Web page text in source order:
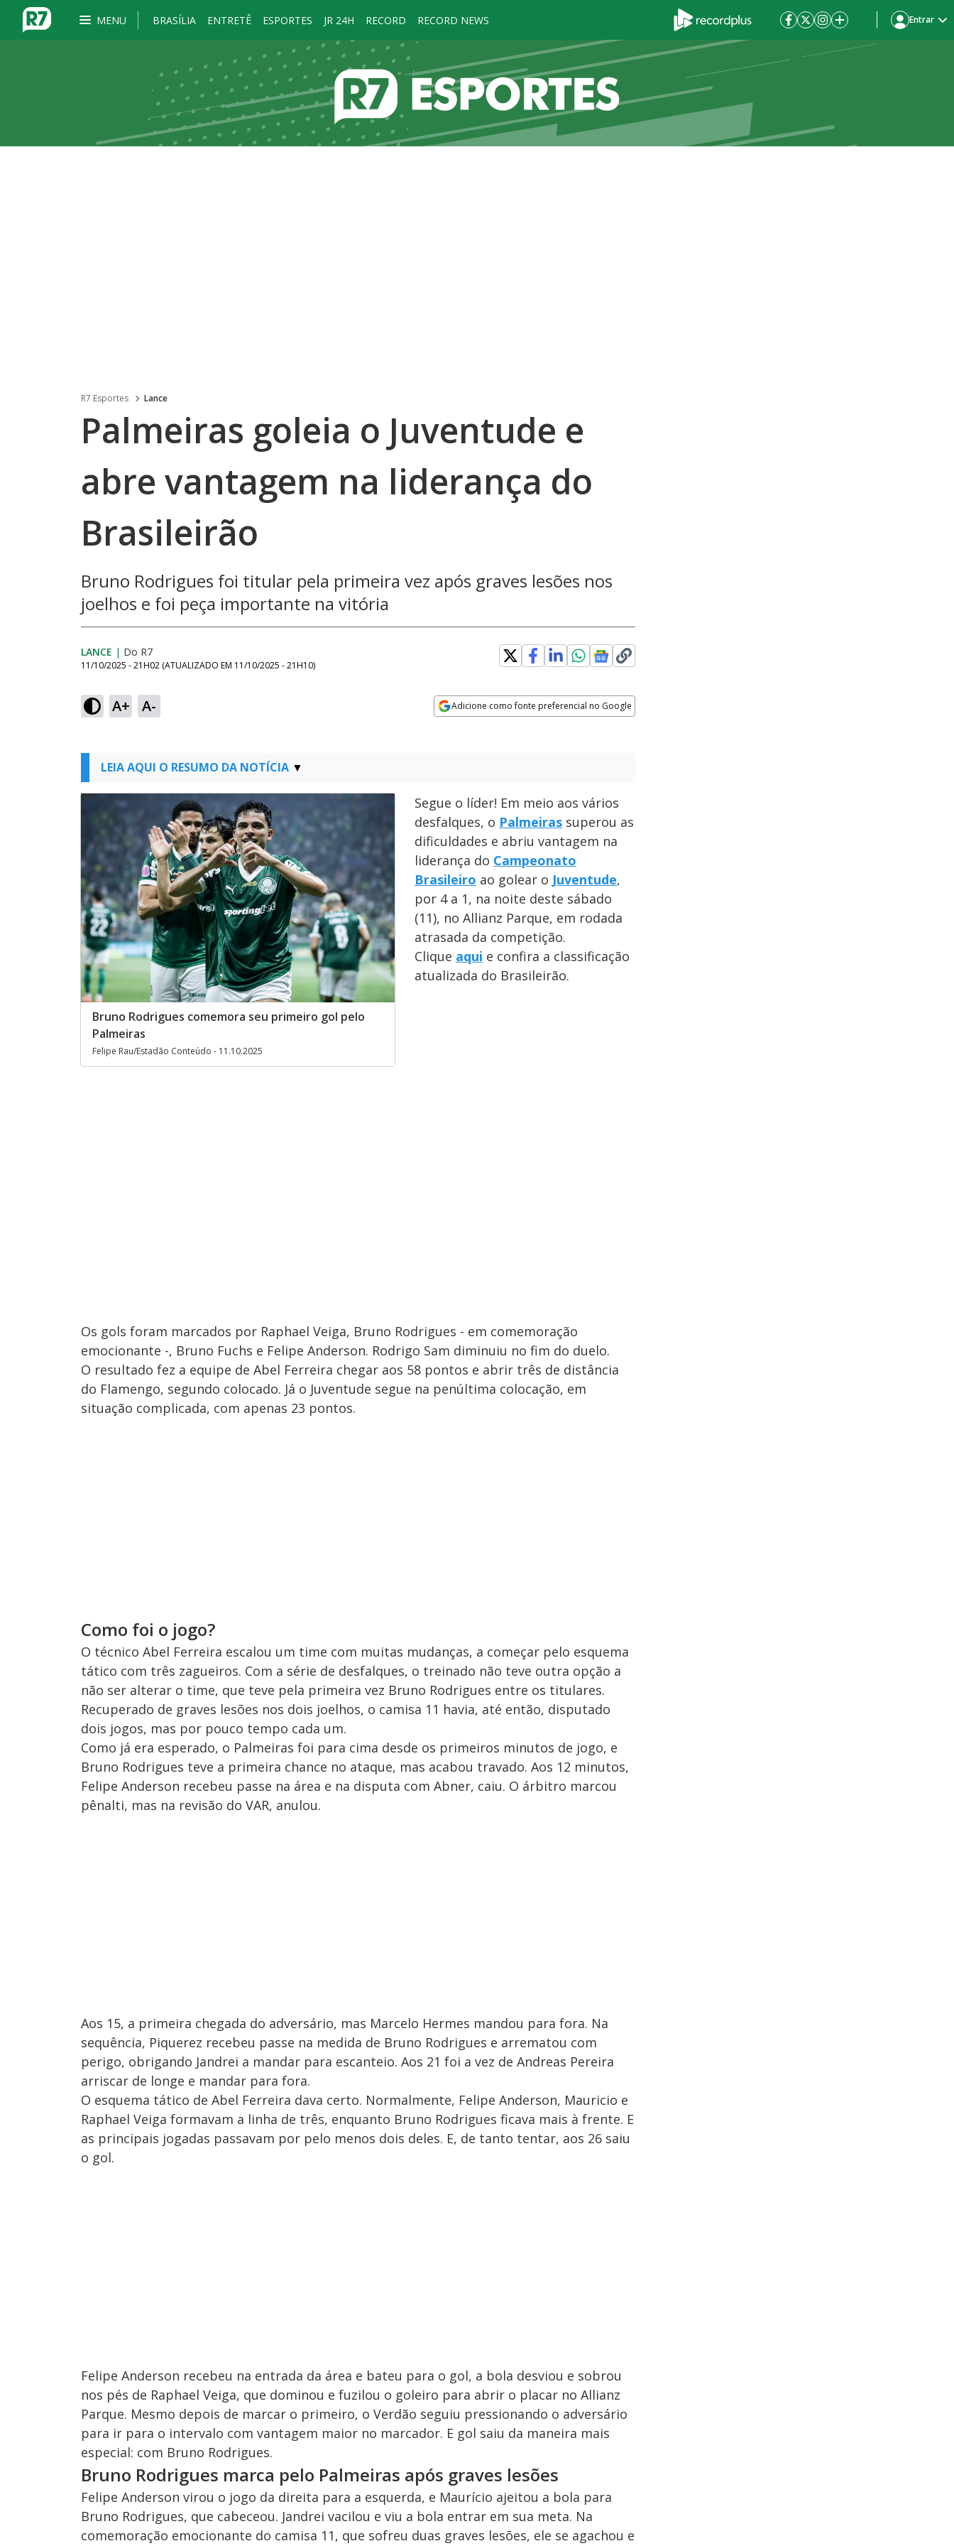
MENU BRASÍLIA ENTRETÊ ESPORTES JR 24H RECORD RECORD NEWS Entrar
R7 Esportes Lance
Palmeiras goleia o Juventude e
abre vantagem na liderança do
Brasileirão
Bruno Rodrigues foi titular pela primeira vez após graves lesões nos
joelhos e foi peça importante na vitória
LANCE | Do R7
11/10/2025 - 21H02 (ATUALIZADO EM 11/10/2025 - 21H10)
A+ A- Adicione como fonte preferencial no Google
LEIA AQUI O RESUMO DA NOTÍCIA
Bruno Rodrigues comemora seu primeiro gol pelo
Palmeiras
Felipe Rau/Estadão Conteúdo - 11.10.2025
Segue o líder! Em meio aos vários
desfalques, o Palmeiras superou as
dificuldades e abriu vantagem na
liderança do Campeonato
Brasileiro ao golear o Juventude,
por 4 a 1, na noite deste sábado
(11), no Allianz Parque, em rodada
atrasada da competição.
Clique aqui e confira a classificação
atualizada do Brasileirão.
Os gols foram marcados por Raphael Veiga, Bruno Rodrigues - em comemoração
emocionante -, Bruno Fuchs e Felipe Anderson. Rodrigo Sam diminuiu no fim do duelo.
O resultado fez a equipe de Abel Ferreira chegar aos 58 pontos e abrir três de distância
do Flamengo, segundo colocado. Já o Juventude segue na penúltima colocação, em
situação complicada, com apenas 23 pontos.
Como foi o jogo?
O técnico Abel Ferreira escalou um time com muitas mudanças, a começar pelo esquema
tático com três zagueiros. Com a série de desfalques, o treinado não teve outra opção a
não ser alterar o time, que teve pela primeira vez Bruno Rodrigues entre os titulares.
Recuperado de graves lesões nos dois joelhos, o camisa 11 havia, até então, disputado
dois jogos, mas por pouco tempo cada um.
Como já era esperado, o Palmeiras foi para cima desde os primeiros minutos de jogo, e
Bruno Rodrigues teve a primeira chance no ataque, mas acabou travado. Aos 12 minutos,
Felipe Anderson recebeu passe na área e na disputa com Abner, caiu. O árbitro marcou
pênalti, mas na revisão do VAR, anulou.
Aos 15, a primeira chegada do adversário, mas Marcelo Hermes mandou para fora. Na
sequência, Piquerez recebeu passe na medida de Bruno Rodrigues e arrematou com
perigo, obrigando Jandrei a mandar para escanteio. Aos 21 foi a vez de Andreas Pereira
arriscar de longe e mandar para fora.
O esquema tático de Abel Ferreira dava certo. Normalmente, Felipe Anderson, Mauricio e
Raphael Veiga formavam a linha de três, enquanto Bruno Rodrigues ficava mais à frente. E
as principais jogadas passavam por pelo menos dois deles. E, de tanto tentar, aos 26 saiu
o gol.
Felipe Anderson recebeu na entrada da área e bateu para o gol, a bola desviou e sobrou
nos pés de Raphael Veiga, que dominou e fuzilou o goleiro para abrir o placar no Allianz
Parque. Mesmo depois de marcar o primeiro, o Verdão seguiu pressionando o adversário
para ir para o intervalo com vantagem maior no marcador. E gol saiu da maneira mais
especial: com Bruno Rodrigues.
Bruno Rodrigues marca pelo Palmeiras após graves lesões
Felipe Anderson virou o jogo da direita para a esquerda, e Maurício ajeitou a bola para
Bruno Rodrigues, que cabeceou. Jandrei vacilou e viu a bola entrar em sua meta. Na
comemoração emocionante do camisa 11, que sofreu duas graves lesões, ele se agachou e